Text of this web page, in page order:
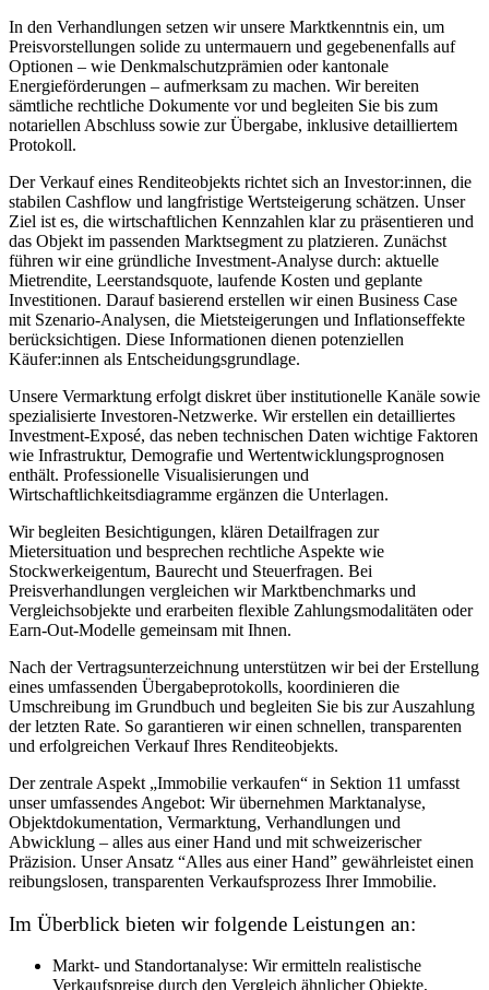
In den Verhandlungen setzen wir unsere Marktkenntnis ein, um
Preisvorstellungen solide zu untermauern und gegebenenfalls auf
Optionen – wie Denkmalschutzprämien oder kantonale
Energieförderungen – aufmerksam zu machen. Wir bereiten
sämtliche rechtliche Dokumente vor und begleiten Sie bis zum
notariellen Abschluss sowie zur Übergabe, inklusive detailliertem
Protokoll.
Der Verkauf eines Renditeobjekts richtet sich an Investor:innen, die
stabilen Cashflow und langfristige Wertsteigerung schätzen. Unser
Ziel ist es, die wirtschaftlichen Kennzahlen klar zu präsentieren und
das Objekt im passenden Marktsegment zu platzieren. Zunächst
führen wir eine gründliche Investment-Analyse durch: aktuelle
Mietrendite, Leerstandsquote, laufende Kosten und geplante
Investitionen. Darauf basierend erstellen wir einen Business Case
mit Szenario-Analysen, die Mietsteigerungen und Inflationseffekte
berücksichtigen. Diese Informationen dienen potenziellen
Käufer:innen als Entscheidungsgrundlage.
Unsere Vermarktung erfolgt diskret über institutionelle Kanäle sowie
spezialisierte Investoren-Netzwerke. Wir erstellen ein detailliertes
Investment-Exposé, das neben technischen Daten wichtige Faktoren
wie Infrastruktur, Demografie und Wertentwicklungsprognosen
enthält. Professionelle Visualisierungen und
Wirtschaftlichkeitsdiagramme ergänzen die Unterlagen.
Wir begleiten Besichtigungen, klären Detailfragen zur
Mietersituation und besprechen rechtliche Aspekte wie
Stockwerkeigentum, Baurecht und Steuerfragen. Bei
Preisverhandlungen vergleichen wir Marktbenchmarks und
Vergleichsobjekte und erarbeiten flexible Zahlungsmodalitäten oder
Earn-Out-Modelle gemeinsam mit Ihnen.
Nach der Vertragsunterzeichnung unterstützen wir bei der Erstellung
eines umfassenden Übergabeprotokolls, koordinieren die
Umschreibung im Grundbuch und begleiten Sie bis zur Auszahlung
der letzten Rate. So garantieren wir einen schnellen, transparenten
und erfolgreichen Verkauf Ihres Renditeobjekts.
Der zentrale Aspekt „Immobilie verkaufen“ in Sektion 11 umfasst
unser umfassendes Angebot: Wir übernehmen Marktanalyse,
Objektdokumentation, Vermarktung, Verhandlungen und
Abwicklung – alles aus einer Hand und mit schweizerischer
Präzision. Unser Ansatz “Alles aus einer Hand” gewährleistet einen
reibungslosen, transparenten Verkaufsprozess Ihrer Immobilie.
Im Überblick bieten wir folgende Leistungen an:
Markt- und Standortanalyse: Wir ermitteln realistische
Verkaufspreise durch den Vergleich ähnlicher Objekte,